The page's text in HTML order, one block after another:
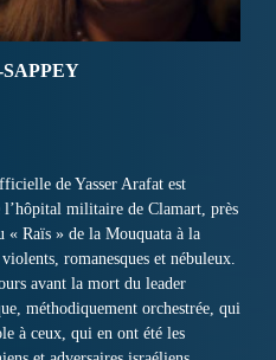
de Yasser Arafat est
l’hôpital militaire de Clamart, près
« Raïs » de la Mouquata à la
romanesques et nébuleux.
avant la mort du leader
méthodiquement orchestrée, qui
à ceux, qui en ont été les